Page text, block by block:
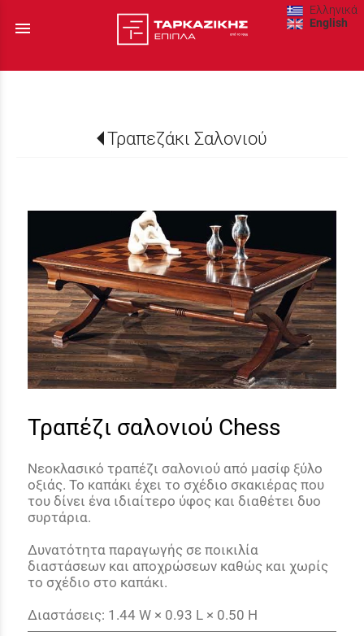
menu
Ελληνικά
English
Τραπεζάκι Σαλονιού
Τραπέζι σαλονιού Chess
Νεοκλασικό τραπέζι σαλονιού από μασίφ ξύλο
οξιάς. Το καπάκι έχει το σχέδιο σκακιέρας που
του δίνει ένα ιδιαίτερο ύφος και διαθέτει δυο
συρτάρια.
Δυνατότητα παραγωγής σε ποικιλία
διαστάσεων και αποχρώσεων καθώς και χωρίς
το σχέδιο στο καπάκι.
Διαστάσεις: 1.44 W × 0.93 L × 0.50 H